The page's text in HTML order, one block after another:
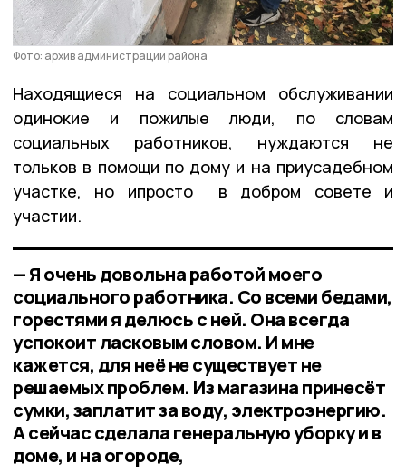
Фото: архив администрации района
Находящиеся на социальном обслуживании
одинокие и пожилые люди, по словам
социальных работников, нуждаются не
тольков в помощи по дому и на приусадебном
участке, но ипросто в добром совете и
участии.
— Я очень довольна работой моего
социального работника. Со всеми бедами,
горестями я делюсь с ней. Она всегда
успокоит ласковым словом. И мне
кажется, для неё не существует не
решаемых проблем. Из магазина принесёт
сумки, заплатит за воду, электроэнергию.
А сейчас сделала генеральную уборку и в
доме, и на огороде,